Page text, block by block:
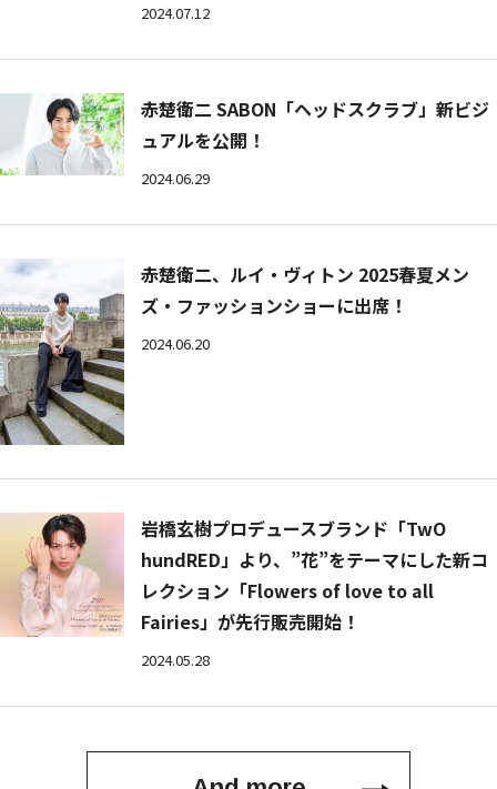
2024.07.12
赤楚衛二 SABON「ヘッドスクラブ」新ビジ
ュアルを公開！
2024.06.29
赤楚衛二、ルイ・ヴィトン 2025春夏メン
ズ・ファッションショーに出席！
2024.06.20
岩橋玄樹プロデュースブランド「TwO
hundRED」より、”花”をテーマにした新コ
レクション「Flowers of love to all
Fairies」が先行販売開始！
2024.05.28